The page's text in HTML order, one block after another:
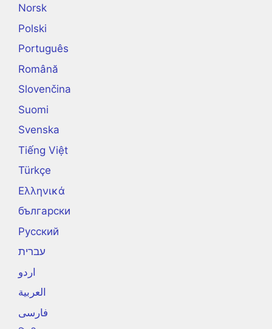
Norsk
Polski
Português
Română
Slovenčina
Suomi
Svenska
Tiếng Việt
Türkçe
Ελληνικά
български
Русский
עברית
اردو
العربية
فارسی